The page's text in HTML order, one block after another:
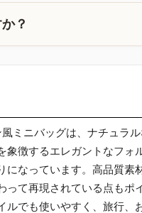
？
ミニバッグは、ナチュラ
徴するエレガントなフ
になっています。高品質
て再現されている点も
でも使いやすく、旅行